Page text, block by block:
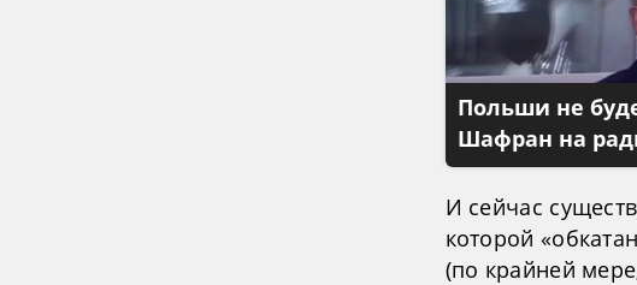
Польши не
Шафран на
И сейчас
которой
(по крайней